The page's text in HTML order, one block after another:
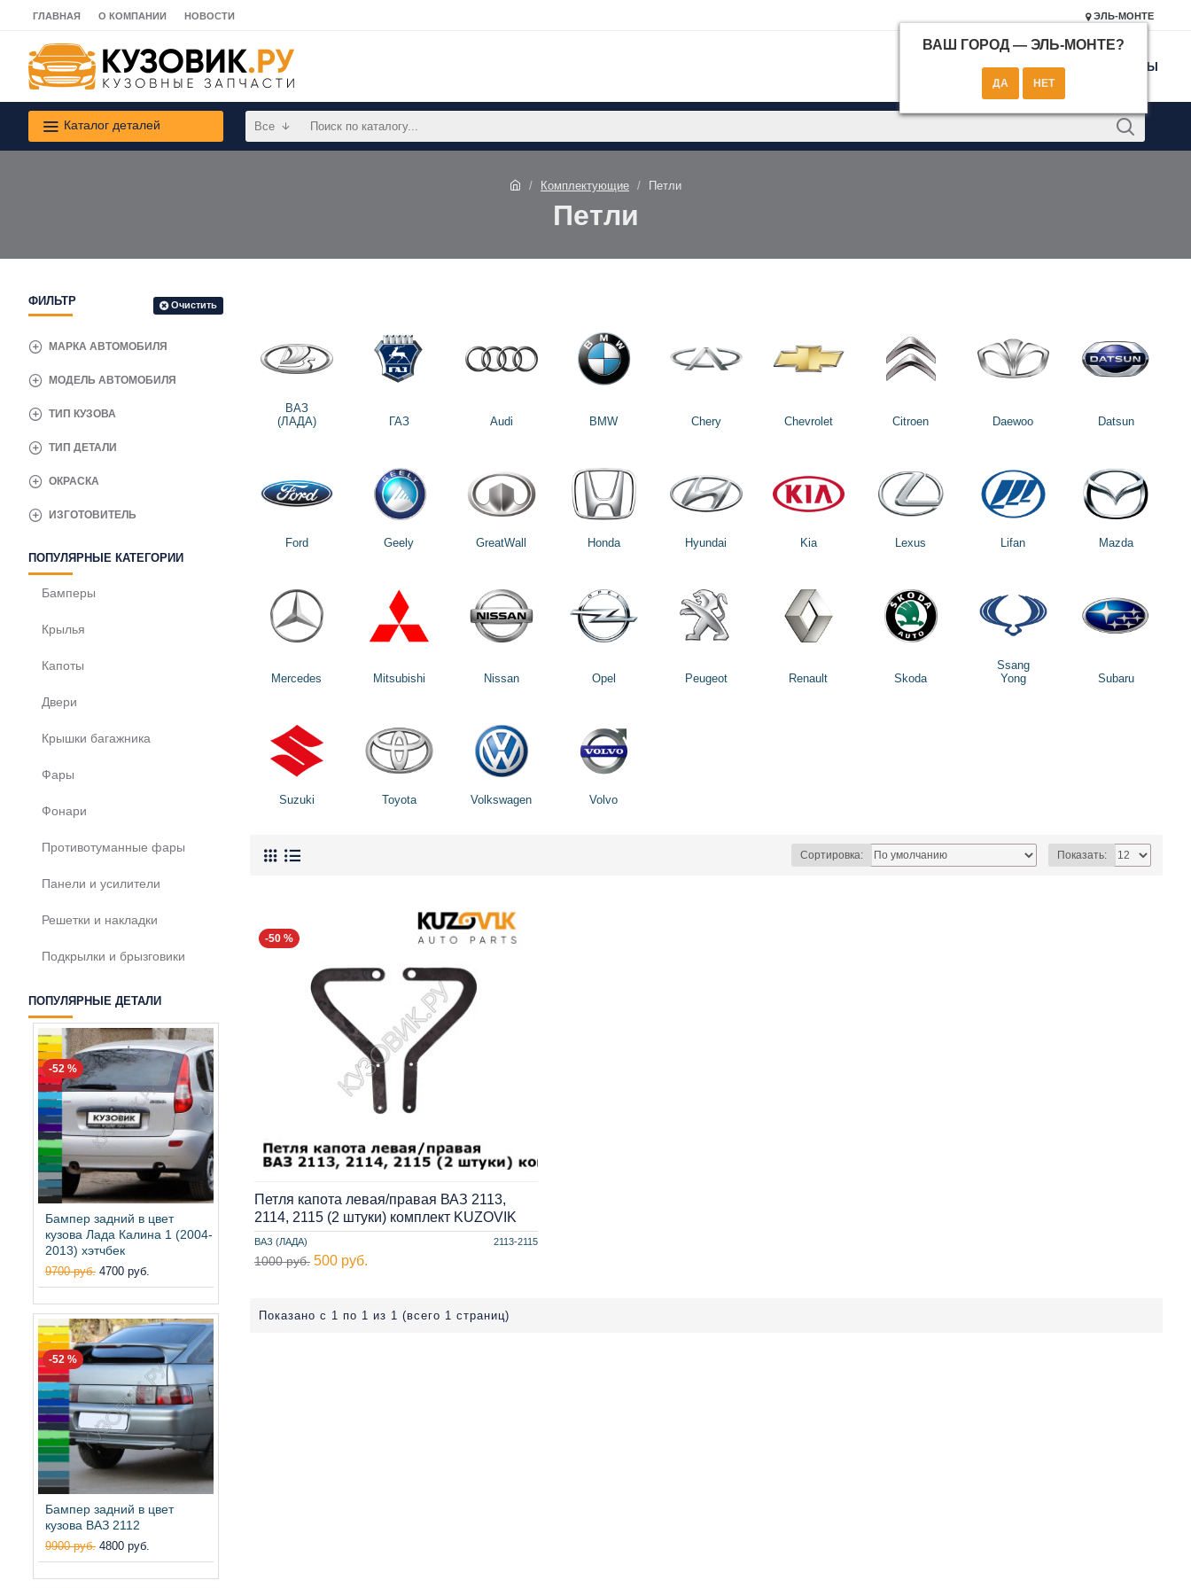
ГЛАВНАЯ О КОМПАНИИ НОВОСТИ ЭЛЬ-МОНТЕ
ВАШ ГОРОД — ЭЛЬ-МОНТЕ?
КОНТАКТЫ
Каталог деталей Все
Комплектующие Петли
Петли
ФИЛЬТР Очистить
МАРКА АВТОМОБИЛЯ
ОКРАСКА
МОДЕЛЬ АВТОМОБИЛЯ
ТИП КУЗОВА
ТИП ДЕТАЛИ
ИЗГОТОВИТЕЛЬ
ПОПУЛЯРНЫЕ КАТЕГОРИИ
Бамперы
Крылья
Капоты
Двери
Крышки багажника
Фары
Фонари
Противотуманные фары
Панели и усилители
Решетки и накладки
Подкрылки и брызговики
ПОПУЛЯРНЫЕ ДЕТАЛИ
-52 %
Бампер задний в цвет
кузова Лада Калина 1 (2004-
2013) хэтчбек
9700 руб. 4700 руб.
-52 %
Бампер задний в цвет
кузова ВАЗ 2112
9900 руб. 4800 руб.
ВАЗ
(ЛАДА)
ГАЗ Audi BMW Chery Chevrolet Citroen Daewoo Datsun
Ford Geely GreatWall Honda Hyundai Kia Lexus Lifan Mazda
Mercedes Mitsubishi Nissan Opel Peugeot Renault Skoda
Ssang
Yong
Subaru
Suzuki Toyota Volkswagen Volvo
Сортировка: Показать:
-50 %
ВАЗ (ЛАДА) 2113-2115
Петля капота левая/правая ВАЗ 2113,
2114, 2115 (2 штуки) комплект KUZOVIK
1000 руб. 500 руб.
Показано с 1 по 1 из 1 (всего 1 страниц)